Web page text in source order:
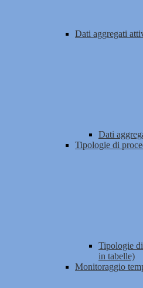
Dati aggregati
Dati
Tipologie di
Tipologie
in tabelle)
Monitoraggio